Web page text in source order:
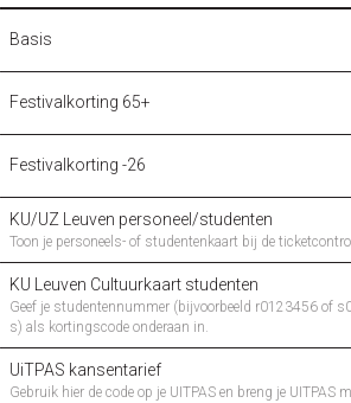
Basis
Festivalkorting 65+
Festivalkorting -26
KU/UZ Leuven personeel/studenten
Toon je personeels- of studentenkaart bij de
KU Leuven Cultuurkaart studenten
Geef je studentennummer (bijvoorbeeld r0123456 of
s) als kortingscode onderaan in.
UiTPAS kansentarief
Gebruik hier de code op je UITPAS en breng je UITPAS